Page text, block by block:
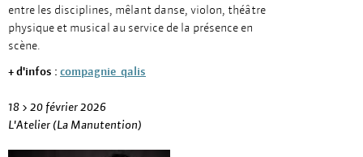
entre les disciplines, mêlant danse, violon, théâtre
physique et musical au service de la présence en
scène.
+ d'infos : compagnie_qalis
18 > 20 février 2026
L'Atelier (La Manutention)